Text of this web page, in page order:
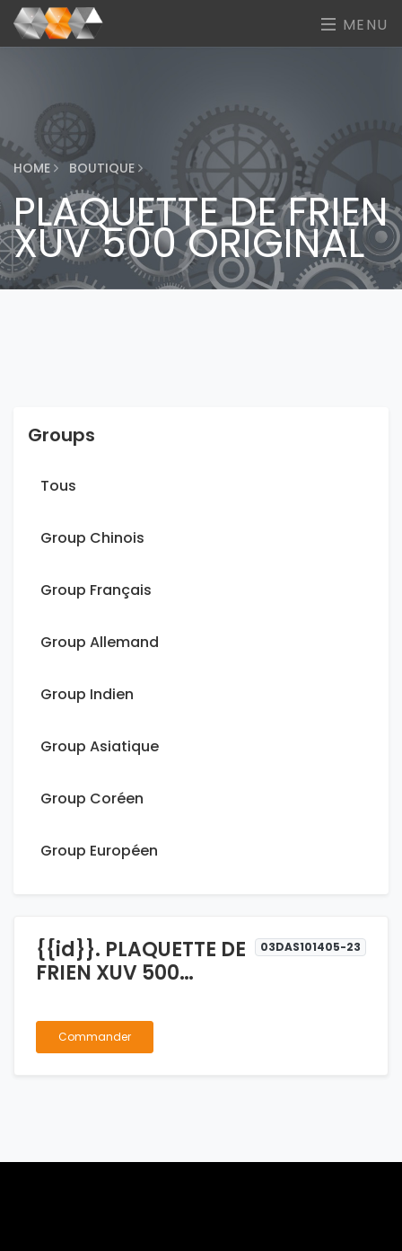
MENU
HOME BOUTIQUE
PLAQUETTE DE FRIEN
XUV 500 ORIGINAL
Groups
Tous
Group Chinois
Group Français
Group Allemand
Group Indien
Group Asiatique
Group Coréen
Group Européen
{{id}}. PLAQUETTE DE
FRIEN XUV 500
03DAS101405-23
Commander